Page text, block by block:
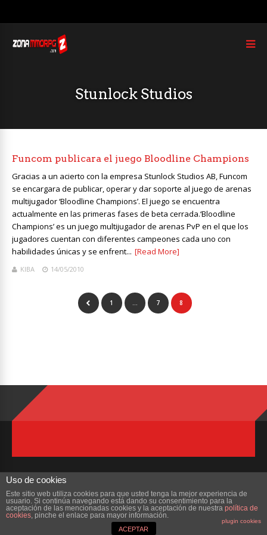
Stunlock Studios
Funcom publicara el juego Bloodline Champions
Gracias a un acierto con la empresa Stunlock Studios AB, Funcom
se encargara de publicar, operar y dar soporte al juego de arenas
multijugador ‘Bloodline Champions’. El juego se encuentra
actualmente en las primeras fases de beta cerrada.‘Bloodline
Champions’ es un juego multijugador de arenas PvP en el que los
jugadores cuentan con diferentes campeones cada uno con
habilidades únicas y se enfrent... [Read More]
KIBA 14/05/2010
1 … 7 8
Copyright © 2023 ZonaMMORPG.com. Todos los derechos reservados
¿Quienes Somos? Colabora Contacto
Uso de cookies
Este sitio web utiliza cookies para que usted tenga la mejor experiencia de
usuario. Si continúa navegando está dando su consentimiento para la
aceptación de las mencionadas cookies y la aceptación de nuestra política de
cookies, pinche el enlace para mayor información.
plugin cookies
ACEPTAR